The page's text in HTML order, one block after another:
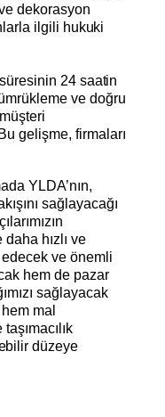
dekorasyon
ilgili hukuki
süresinin 24 saatin
ve doğru
gelişme, firmaları
YLDA’nın,
sağlayacağı
hızlı ve
ve önemli
hem de pazar
sağlayacak
mal
düzeye